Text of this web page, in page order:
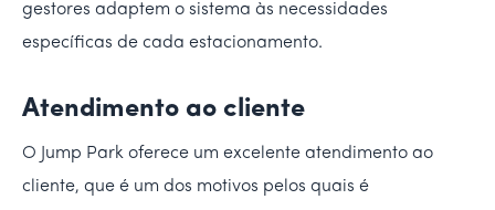
gestores adaptem o sistema às necessidades
específicas de cada estacionamento.
Atendimento ao cliente
O Jump Park oferece um excelente atendimento ao
cliente, que é um dos motivos pelos quais é